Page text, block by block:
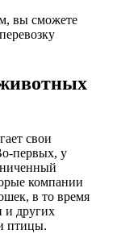
вы сможете
свои
первых, у
компании
в то время
и других
птицы.